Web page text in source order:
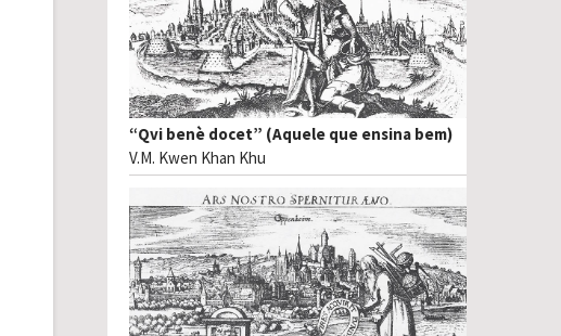
“Qvi benè docet” (Aquele que ensina bem)
V.M. Kwen Khan Khu